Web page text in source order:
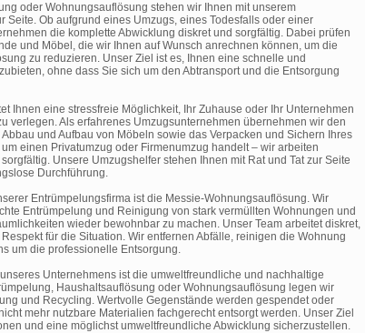
oder Wohnungsauflösung stehen wir Ihnen mit unserem
Seite. Ob aufgrund eines Umzugs, eines Todesfalls oder einer
die komplette Abwicklung diskret und sorgfältig. Dabei prüfen
und Möbel, die wir Ihnen auf Wunsch anrechnen können, um die
zu reduzieren. Unser Ziel ist es, Ihnen eine schnelle und
ohne dass Sie sich um den Abtransport und die Entsorgung
Ihnen eine stressfreie Möglichkeit, Ihr Zuhause oder Ihr Unternehmen
verlegen. Als erfahrenes Umzugsunternehmen übernehmen wir den
und Aufbau von Möbeln sowie das Verpacken und Sichern Ihres
einen Privatumzug oder Firmenumzug handelt – wir arbeiten
Unsere Umzugshelfer stehen Ihnen mit Rat und Tat zur Seite
Durchführung.
Entrümpelungsfirma ist die Messie-Wohnungsauflösung. Wir
Entrümpelung und Reinigung von stark vermüllten Wohnungen und
wieder bewohnbar zu machen. Unser Team arbeitet diskret,
für die Situation. Wir entfernen Abfälle, reinigen die Wohnung
um die professionelle Entsorgung.
Unternehmens ist die umweltfreundliche und nachhaltige
Haushaltsauflösung oder Wohnungsauflösung legen wir
und Recycling. Wertvolle Gegenstände werden gespendet oder
mehr nutzbare Materialien fachgerecht entsorgt werden. Unser Ziel
und eine möglichst umweltfreundliche Abwicklung sicherzustellen.